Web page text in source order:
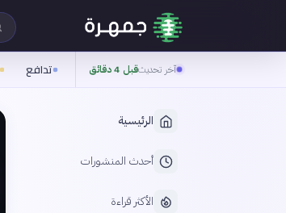
آخر تحديثقبل 4 دقائق تدافع
الرئيسية
أحدث المنشورات
الأكثر قراءة